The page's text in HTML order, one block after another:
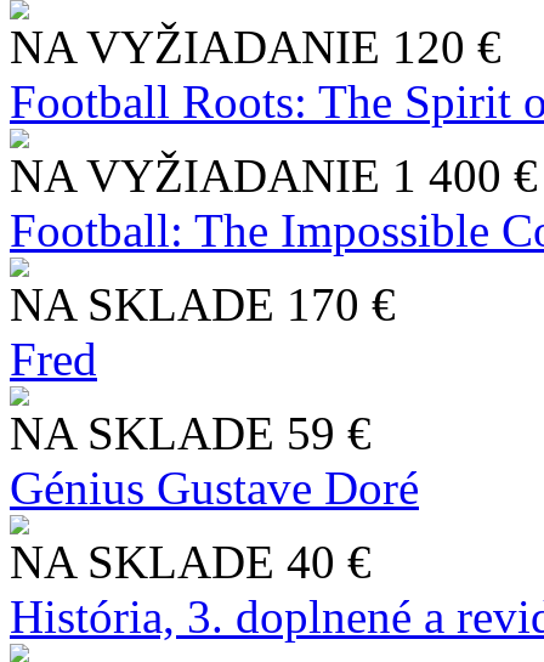
NA VYŽIADANIE 120 €
Football Roots: The Spirit
NA VYŽIADANIE 1 400 €
Football: The Impossible
NA SKLADE 170 €
Fred
NA SKLADE 59 €
Génius Gustave Doré
NA SKLADE 40 €
História, 3. doplnené a